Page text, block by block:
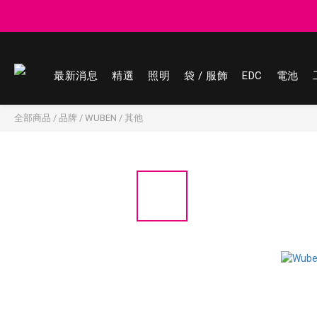
最新消息 精選 照明 袋 / 服飾 EDC 電池
全部商品 / 品牌 / WUBEN / 其他